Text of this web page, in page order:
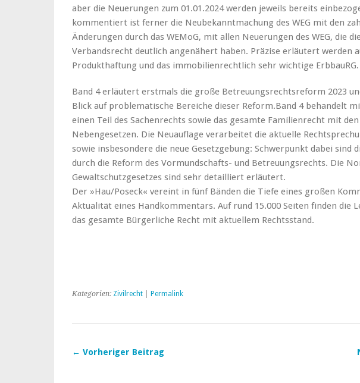
aber die Neuerungen zum 01.01.2024 werden jeweils bereits
kommentiert ist ferner die Neubekanntmachung des WEG mit den
Änderungen durch das WEMoG, mit allen Neuerungen des WEG, die
Verbandsrecht deutlich angenähert haben. Präzise erläutert werden
Produkthaftung und das immobilienrechtlich sehr wichtige ErbbauRG.
Band 4 erläutert erstmals die große Betreuungsrechtsreform 2023
Blick auf problematische Bereiche dieser Reform.Band 4 behandelt
einen Teil des Sachenrechts sowie das gesamte Familienrecht mit
Nebengesetzen. Die Neuauflage verarbeitet die aktuelle
sowie insbesondere die neue Gesetzgebung: Schwerpunkt dabei sind
durch die Reform des Vormundschafts- und Betreuungsrechts. Die
Gewaltschutzgesetzes sind sehr detailliert erläutert.
Der »Hau/Poseck« vereint in fünf Bänden die Tiefe eines großen
Aktualität eines Handkommentars. Auf rund 15.000 Seiten finden die
das gesamte Bürgerliche Recht mit aktuellem Rechtsstand.
Kategorien: Zivilrecht Permalink
← Vorheriger Beitrag